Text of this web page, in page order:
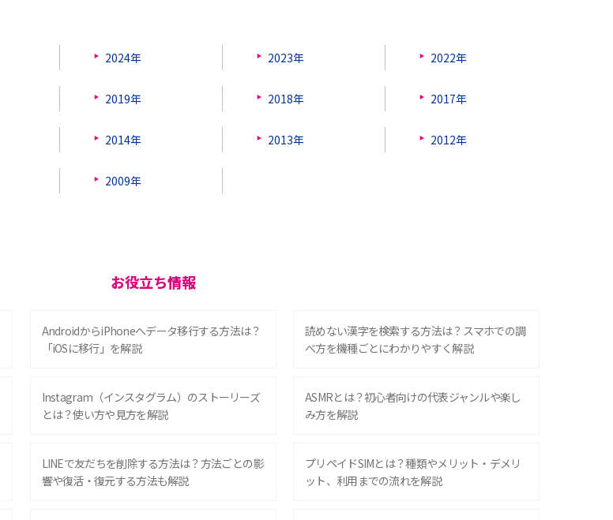
2024年 2023年 2022年
2019年 2018年 2017年
2014年 2013年 2012年
2009年
お役立ち情報
AndroidからiPhoneへデータ移行する方法は？
「iOSに移行」を解説
読めない漢字を検索する方法は？スマホでの調
べ方を機種ごとにわかりやすく解説
Instagram（インスタグラム）のストーリーズ
とは？使い方や見方を解説
ASMRとは？初心者向けの代表ジャンルや楽し
み方を解説
LINEで友だちを削除する方法は？方法ごとの影
響や復活・復元する方法も解説
プリペイドSIMとは？種類やメリット・デメリ
ット、利用までの流れを解説